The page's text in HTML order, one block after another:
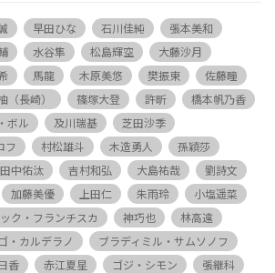
早田ひな 石川佳純
張本美和
水谷隼 松島輝空
大藤沙月
馬龍 木原美悠 樊振東
佐藤瞳
（長崎） 篠塚大登 許昕
橋本帆乃香
ボル 及川瑞基
芝田沙季
フ
村松雄斗 木造勇人
孫穎莎
田中佑汰 吉村和弘 大島祐哉
劉詩文
加藤美優 上田仁 朱雨玲
小塩遥菜
ク・フランチスカ 神巧也
林高遠
・カルデラノ
ブラディミル・サムソノフ
香 赤江夏星 ゴジ・シモン
張継科